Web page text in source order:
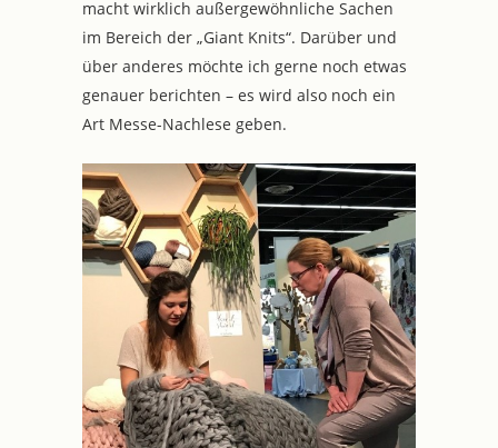
macht wirklich außergewöhnliche Sachen
im Bereich der „Giant Knits“. Darüber und
über anderes möchte ich gerne noch etwas
genauer berichten – es wird also noch ein
Art Messe-Nachlese geben.